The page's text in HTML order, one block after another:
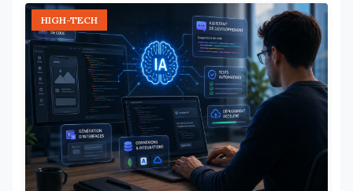
HIGH-TECH